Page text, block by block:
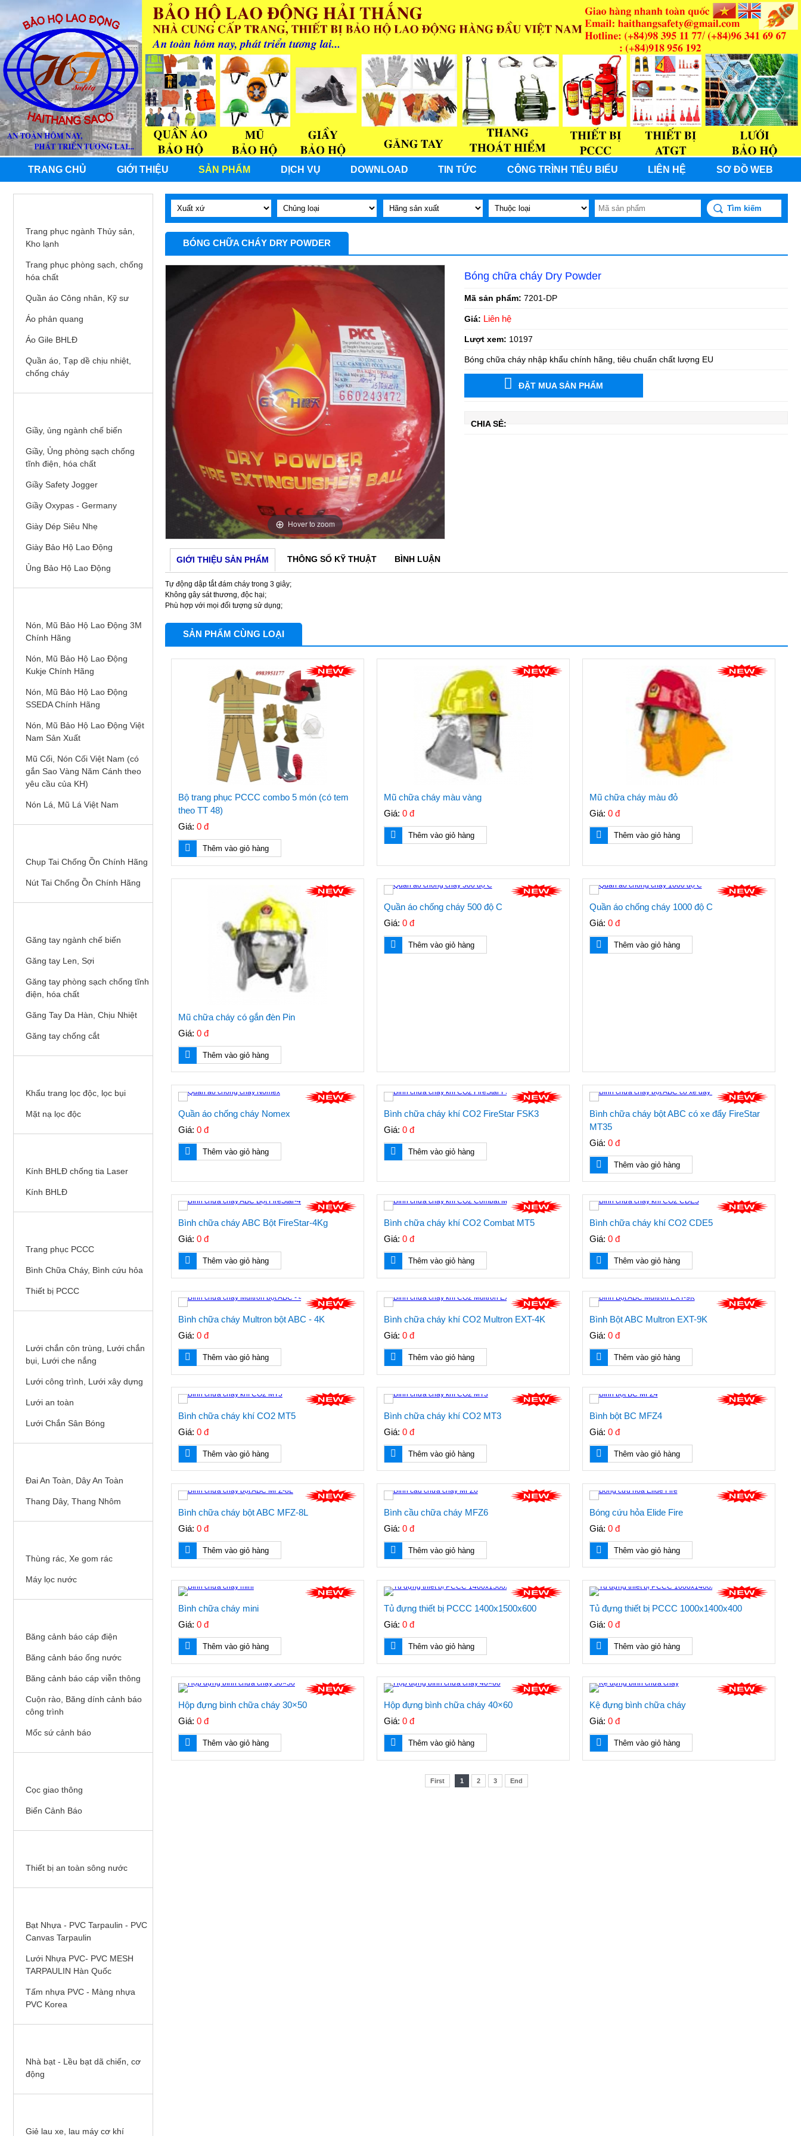
TRANG CHỦ GIỚI THIỆU SẢN PHẨM DỊCH VỤ DOWNLOAD TIN TỨC CÔNG TRÌNH TIÊU BIỂU LIÊN HỆ SƠ ĐỒ WEB
BÓNG CHỮA CHÁY DRY POWDER
Hover to zoom
Bóng chữa cháy Dry Powder
Mã sản phẩm: 7201-DP
Giá: Liên hệ
Lượt xem: 10197
Bóng chữa cháy nhập khẩu chính hãng, tiêu chuẩn chất lượng EU
ĐẶT MUA SẢN PHẨM
CHIA SẺ:
GIỚI THIỆU SẢN PHẨM THÔNG SỐ KỸ THUẬT BÌNH LUẬN
Tự động dập tắt đám cháy trong 3 giây;
Không gây sát thương, độc hại;
Phù hợp với mọi đối tượng sử dụng;
SẢN PHẨM CÙNG LOẠI
Bộ trang phục PCCC combo 5 món (có tem
theo TT 48)
Giá: 0 đ
Thêm vào giỏ hàng
Mũ chữa cháy màu vàng
Giá: 0 đ
Thêm vào giỏ hàng
Mũ chữa cháy màu đỏ
Giá: 0 đ
Thêm vào giỏ hàng
Mũ chữa cháy có gắn đèn Pin
Giá: 0 đ
Thêm vào giỏ hàng
Quần áo chống cháy 500 độ C
Giá: 0 đ
Thêm vào giỏ hàng
Quần áo chống cháy 1000 độ C
Giá: 0 đ
Thêm vào giỏ hàng
Quần áo chống cháy Nomex
Giá: 0 đ
Thêm vào giỏ hàng
Bình chữa cháy khí CO2 FireStar FSK3
Giá: 0 đ
Thêm vào giỏ hàng
Bình chữa cháy bột ABC có xe đẩy FireStar
MT35
Giá: 0 đ
Thêm vào giỏ hàng
Bình chữa cháy ABC Bột FireStar-4Kg
Giá: 0 đ
Thêm vào giỏ hàng
Bình chữa cháy khí CO2 Combat MT5
Giá: 0 đ
Thêm vào giỏ hàng
Bình chữa cháy khí CO2 CDE5
Giá: 0 đ
Thêm vào giỏ hàng
Bình chữa cháy Multron bột ABC - 4K
Giá: 0 đ
Thêm vào giỏ hàng
Bình chữa cháy khí CO2 Multron EXT-4K
Giá: 0 đ
Thêm vào giỏ hàng
Bình Bột ABC Multron EXT-9K
Giá: 0 đ
Thêm vào giỏ hàng
Bình chữa cháy khí CO2 MT5
Giá: 0 đ
Thêm vào giỏ hàng
Bình chữa cháy khí CO2 MT3
Giá: 0 đ
Thêm vào giỏ hàng
Bình bột BC MFZ4
Giá: 0 đ
Thêm vào giỏ hàng
Bình chữa cháy bột ABC MFZ-8L
Giá: 0 đ
Thêm vào giỏ hàng
Bình cầu chữa cháy MFZ6
Giá: 0 đ
Thêm vào giỏ hàng
Bóng cứu hỏa Elide Fire
Giá: 0 đ
Thêm vào giỏ hàng
Bình chữa cháy mini
Giá: 0 đ
Thêm vào giỏ hàng
Tủ đựng thiết bị PCCC 1400x1500x600
Giá: 0 đ
Thêm vào giỏ hàng
Tủ đựng thiết bị PCCC 1000x1400x400
Giá: 0 đ
Thêm vào giỏ hàng
Hộp đựng bình chữa cháy 30×50
Giá: 0 đ
Thêm vào giỏ hàng
Hộp đựng bình chữa cháy 40×60
Giá: 0 đ
Thêm vào giỏ hàng
Kệ đựng bình chữa cháy
Giá: 0 đ
Thêm vào giỏ hàng
First 1 2 3 End
Trang phục ngành Thủy sản,
Kho lạnh
Trang phục phòng sạch, chống
hóa chất
Quần áo Công nhân, Kỹ sư
Áo phản quang
Áo Gile BHLĐ
Quần áo, Tạp dề chịu nhiệt,
chống cháy
Giầy, ủng ngành chế biến
Giầy, Ủng phòng sạch chống
tĩnh điện, hóa chất
Giầy Safety Jogger
Giầy Oxypas - Germany
Giày Dép Siêu Nhẹ
Giày Bảo Hộ Lao Động
Ủng Bảo Hộ Lao Động
Nón, Mũ Bảo Hộ Lao Động 3M
Chính Hãng
Nón, Mũ Bảo Hộ Lao Động
Kukje Chính Hãng
Nón, Mũ Bảo Hộ Lao Động
SSEDA Chính Hãng
Nón, Mũ Bảo Hộ Lao Động Việt
Nam Sản Xuất
Mũ Cối, Nón Cối Việt Nam (có
gắn Sao Vàng Năm Cánh theo
yêu cầu của KH)
Nón Lá, Mũ Lá Việt Nam
Chụp Tai Chống Ồn Chính Hãng
Nút Tai Chống Ồn Chính Hãng
Găng tay ngành chế biến
Găng tay Len, Sợi
Găng tay phòng sạch chống tĩnh
điện, hóa chất
Găng Tay Da Hàn, Chịu Nhiệt
Găng tay chống cắt
Khẩu trang lọc độc, lọc bụi
Mặt nạ lọc độc
Kính BHLĐ chống tia Laser
Kính BHLĐ
Trang phục PCCC
Bình Chữa Cháy, Bình cứu hỏa
Thiết bị PCCC
Lưới chắn côn trùng, Lưới chắn
bụi, Lưới che nắng
Lưới công trình, Lưới xây dựng
Lưới an toàn
Lưới Chắn Sân Bóng
Đai An Toàn, Dây An Toàn
Thang Dây, Thang Nhôm
Thùng rác, Xe gom rác
Máy lọc nước
Băng cảnh báo cáp điện
Băng cảnh báo ống nước
Băng cảnh báo cáp viễn thông
Cuộn rào, Băng dính cảnh báo
công trình
Mốc sứ cảnh báo
Cọc giao thông
Biển Cảnh Báo
Thiết bị an toàn sông nước
Bạt Nhựa - PVC Tarpaulin - PVC
Canvas Tarpaulin
Lưới Nhựa PVC- PVC MESH
TARPAULIN Hàn Quốc
Tấm nhựa PVC - Màng nhựa
PVC Korea
Nhà bạt - Lều bạt dã chiến, cơ
động
Giẻ lau xe, lau máy cơ khí
Áo dùng cho kho lạnh,
chống đông, áo chống
lạnh, áo bảo vệ
điện, cuộn rào điện,